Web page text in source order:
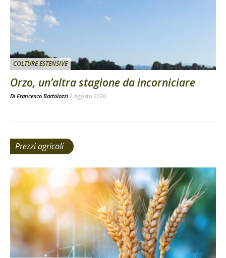
COLTURE ESTENSIVE
Orzo, un’altra stagione da incorniciare
Di Francesco Bartolozzi 2 Agosto 2026
Prezzi agricoli